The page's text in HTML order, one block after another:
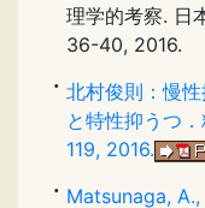
理学的考察. 日
36-40, 2016.
北村俊則：慢
と特性抑うつ
119, 2016.
Matsunaga,